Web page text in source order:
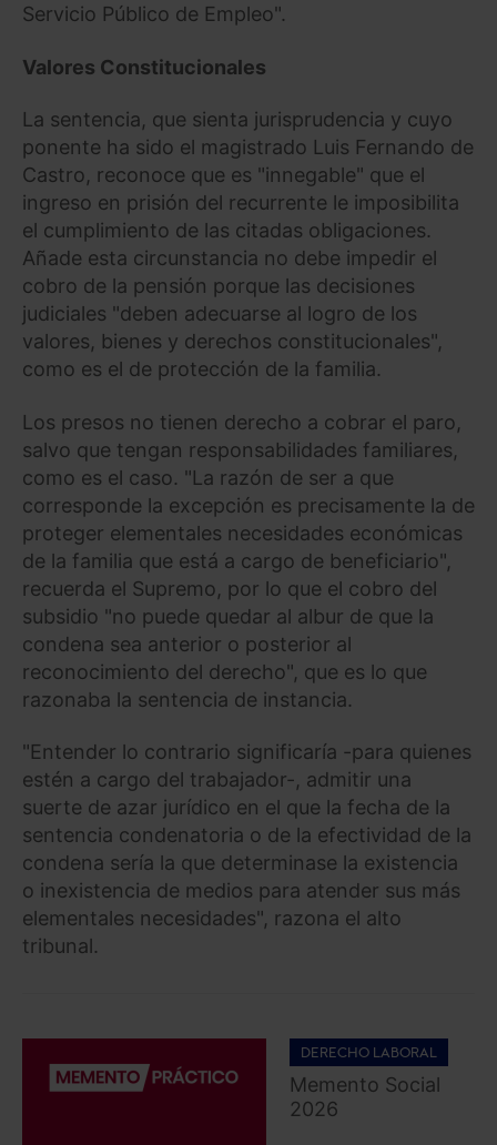
Servicio Público de Empleo".
Valores Constitucionales
La sentencia, que sienta jurisprudencia y cuyo
ponente ha sido el magistrado Luis Fernando de
Castro, reconoce que es "innegable" que el
ingreso en prisión del recurrente le imposibilita
el cumplimiento de las citadas obligaciones.
Añade esta circunstancia no debe impedir el
cobro de la pensión porque las decisiones
judiciales "deben adecuarse al logro de los
valores, bienes y derechos constitucionales",
como es el de protección de la familia.
Los presos no tienen derecho a cobrar el paro,
salvo que tengan responsabilidades familiares,
como es el caso. "La razón de ser a que
corresponde la excepción es precisamente la de
proteger elementales necesidades económicas
de la familia que está a cargo de beneficiario",
recuerda el Supremo, por lo que el cobro del
subsidio "no puede quedar al albur de que la
condena sea anterior o posterior al
reconocimiento del derecho", que es lo que
razonaba la sentencia de instancia.
"Entender lo contrario significaría -para quienes
estén a cargo del trabajador-, admitir una
suerte de azar jurídico en el que la fecha de la
sentencia condenatoria o de la efectividad de la
condena sería la que determinase la existencia
o inexistencia de medios para atender sus más
elementales necesidades", razona el alto
tribunal.
DERECHO LABORAL
Memento Social
2026